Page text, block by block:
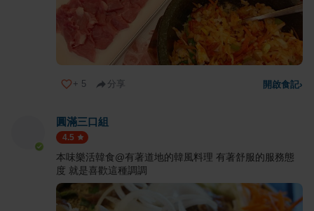
+ 5 分享 開啟食記›
圓滿三口組
4.5
本味樂活韓食@有著道地的韓風料理 有著舒服的服務態
度 就是喜歡這種調調